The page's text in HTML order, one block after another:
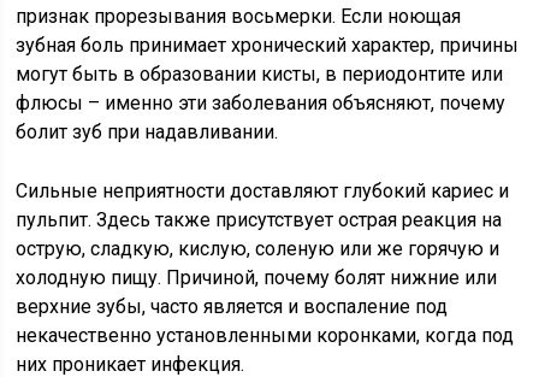
признак прорезывания восьмерки. Если ноющая
зубная боль принимает хронический характер, причины
могут быть в образовании кисты, в периодонтите или
флюсы – именно эти заболевания объясняют, почему
болит зуб при надавливании.
Сильные неприятности доставляют глубокий кариес и
пульпит. Здесь также присутствует острая реакция на
острую, сладкую, кислую, соленую или же горячую и
холодную пищу. Причиной, почему болят нижние или
верхние зубы, часто является и воспаление под
некачественно установленными коронками, когда под
них проникает инфекция.